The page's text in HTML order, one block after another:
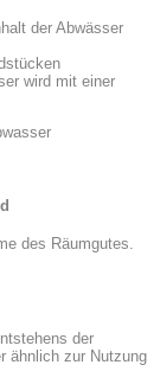
der Abwässer
wird mit einer
des Räumgutes.
der
ähnlich zur Nutzung